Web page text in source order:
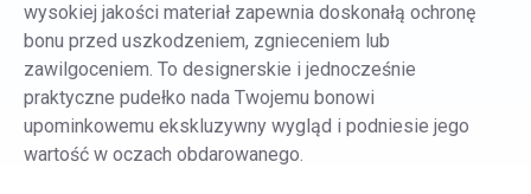
wysokiej jakości materiał zapewnia doskonałą ochronę
bonu przed uszkodzeniem, zgnieceniem lub
zawilgoceniem. To designerskie i jednocześnie
praktyczne pudełko nada Twojemu bonowi
upominkowemu ekskluzywny wygląd i podniesie jego
wartość w oczach obdarowanego.